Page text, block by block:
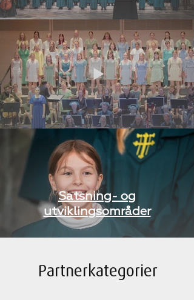
Satsning- og
utviklingsområder
Partnerkategorier